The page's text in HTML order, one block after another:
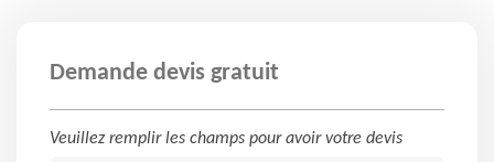
Demande devis gratuit
Veuillez remplir les champs pour avoir votre devis